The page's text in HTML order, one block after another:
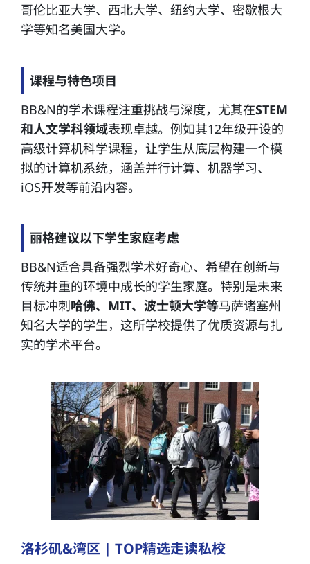
哥伦比亚大学、西北大学、纽约大学、密歇根大
学等知名美国大学。
课程与特色项目
BB&N的学术课程注重挑战与深度，尤其在STEM
和人文学科领域表现卓越。例如其12年级开设的
高级计算机科学课程，让学生从底层构建一个模
拟的计算机系统，涵盖并行计算、机器学习、
iOS开发等前沿内容。
丽格建议以下学生家庭考虑
BB&N适合具备强烈学术好奇心、希望在创新与
传统并重的环境中成长的学生家庭。特别是未来
目标冲刺哈佛、MIT、波士顿大学等马萨诸塞州
知名大学的学生，这所学校提供了优质资源与扎
实的学术平台。
洛杉矶&湾区 | TOP精选走读私校